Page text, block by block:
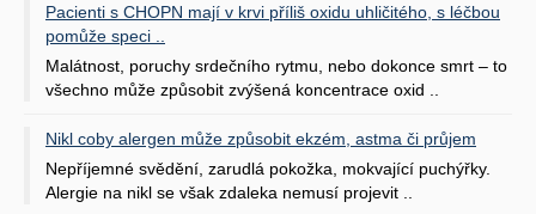
Pacienti s CHOPN mají v krvi příliš oxidu uhličitého, s léčbou
pomůže speci ..
Malátnost, poruchy srdečního rytmu, nebo dokonce smrt – to
všechno může způsobit zvýšená koncentrace oxid ..
Nikl coby alergen může způsobit ekzém, astma či průjem
Nepříjemné svědění, zarudlá pokožka, mokvající puchýřky.
Alergie na nikl se však zdaleka nemusí projevit ..